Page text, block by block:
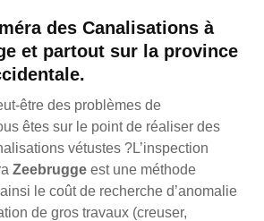
des Canalisations à
et partout sur la province
être des problèmes de
êtes sur le point de réaliser des
vétustes ?L’inspection
Zeebrugge est une méthode
le coût de recherche d’anomalie
de gros travaux (creuser,